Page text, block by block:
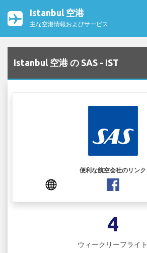
Istanbul 空港
主な空港情報およびサービス
Istanbul 空港 の SAS - IST
便利な航空会社のリンク
4
ウィークリーフライト